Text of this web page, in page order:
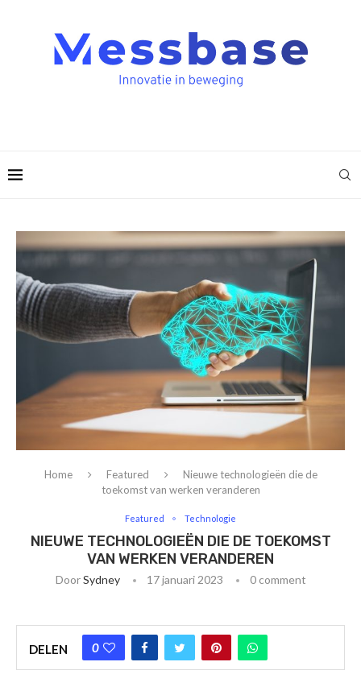
Home Featured
Nieuwe technologieën die de
toekomst van werken veranderen
Featured Technologie
NIEUWE TECHNOLOGIEËN DIE DE TOEKOMST
VAN WERKEN VERANDEREN
DoorSydney 17 januari 2023 0 comment
DELEN 0